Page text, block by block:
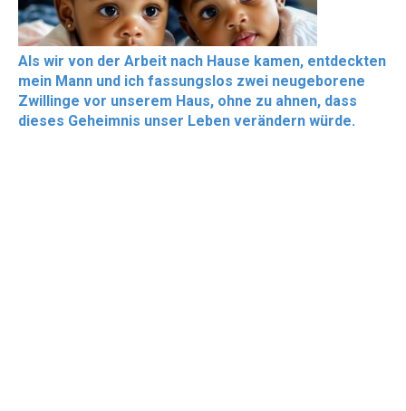
Als wir von der Arbeit nach Hause kamen, entdeckten
mein Mann und ich fassungslos zwei neugeborene
Zwillinge vor unserem Haus, ohne zu ahnen, dass
dieses Geheimnis unser Leben verändern würde.